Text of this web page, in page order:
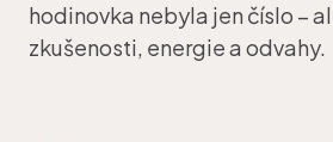
hodinovka nebyla jen číslo –
zkušenosti, energie a odvahy.